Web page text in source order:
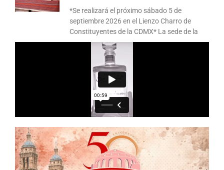
*Se realizará el próximo sábado 5 de
septiembre 2026 en el Lienzo Charro de
Constituyentes de la CDMX* La sede de la